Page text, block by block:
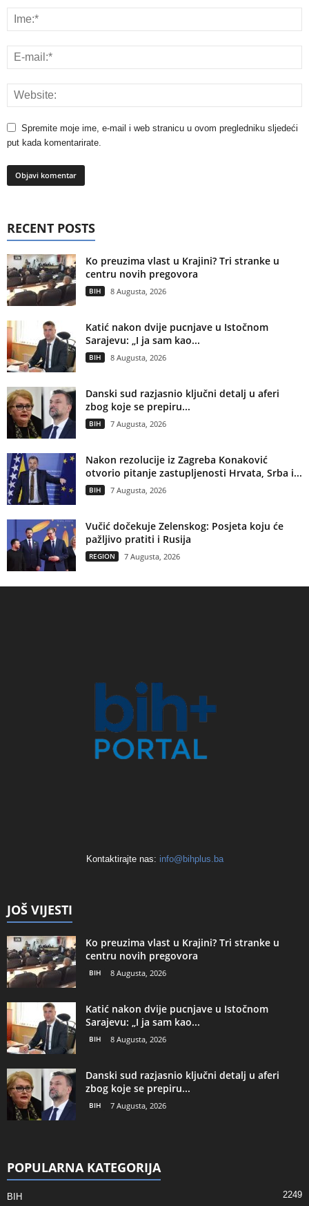
Spremite moje ime, e-mail i web stranicu u ovom pregledniku sljedeći
put kada komentarirate.
RECENT POSTS
Ko preuzima vlast u Krajini? Tri stranke u
centru novih pregovora
BIH 8 Augusta, 2026
Katić nakon dvije pucnjave u Istočnom
Sarajevu: „I ja sam kao...
BIH 8 Augusta, 2026
Danski sud razjasnio ključni detalj u aferi
zbog koje se prepiru...
BIH 7 Augusta, 2026
Nakon rezolucije iz Zagreba Konaković
otvorio pitanje zastupljenosti Hrvata, Srba i...
BIH 7 Augusta, 2026
Vučić dočekuje Zelenskog: Posjeta koju će
pažljivo pratiti i Rusija
REGION 7 Augusta, 2026
Kontaktirajte nas: info@bihplus.ba
JOŠ VIJESTI
Ko preuzima vlast u Krajini? Tri stranke u
centru novih pregovora
BIH 8 Augusta, 2026
Katić nakon dvije pucnjave u Istočnom
Sarajevu: „I ja sam kao...
BIH 8 Augusta, 2026
Danski sud razjasnio ključni detalj u aferi
zbog koje se prepiru...
BIH 7 Augusta, 2026
POPULARNA KATEGORIJA
BIH 2249